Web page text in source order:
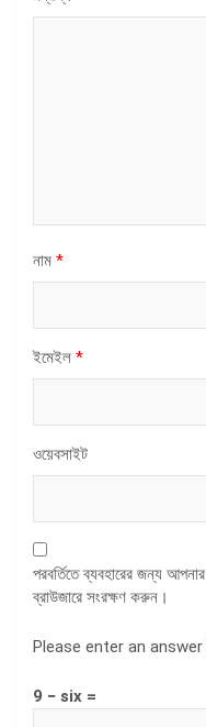
নাম *
ইমেইল *
ওয়েবসাইট
পরবর্তিতে ব্যবহারের জন্য
ব্রাউজারে সংরক্ষণ করুন।
Please enter an
9 − six =